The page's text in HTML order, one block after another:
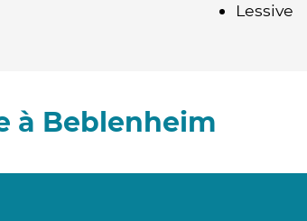
Lessive
à Beblenheim